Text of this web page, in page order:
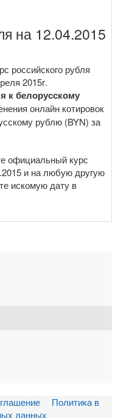
на 12.04.2015
российского рубля
2015г.
к белорусскому
онлайн котировок
рублю (BYN) за
официальный курс
и на любую другую
искомую дату в
Политика в
данных